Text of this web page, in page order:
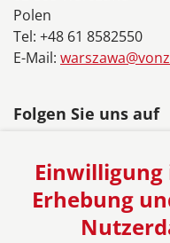
Polen
Tel: +48 61 8582550
E-Mail:
Folgen Sie uns auf
Einwilligung
Erhebung